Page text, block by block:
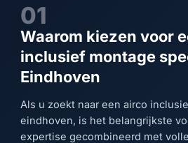
01
Waarom kiezen voor
inclusief montage
Eindhoven
Als u zoekt naar een airco
eindhoven, is het belangrijkste
expertise gecombineerd met